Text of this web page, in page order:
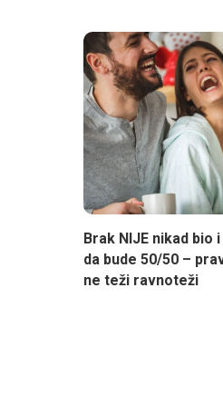
Brak NIJE nikad bio
da bude 50/50 –
ne teži ravnoteži